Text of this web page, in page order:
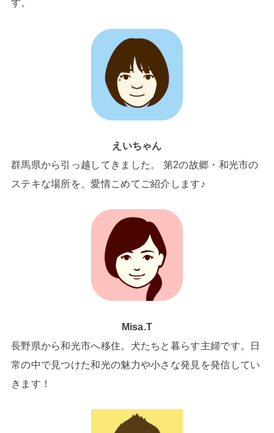
す。
えいちゃん
群馬県から引っ越してきました。 第2の故郷・和光市の
ステキな場所を、愛情こめてご紹介します♪
Misa.T
長野県から和光市へ移住。犬たちと暮らす主婦です。日
常の中で見つけた和光の魅力や小さな発見を発信してい
きます！